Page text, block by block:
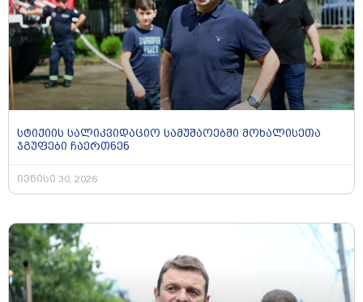
სტიქიის სალიკვიდაციო სამუშაოებში მოხალისეთა
ჯგუფები ჩაერთნენ
ივნისი 30, 2026